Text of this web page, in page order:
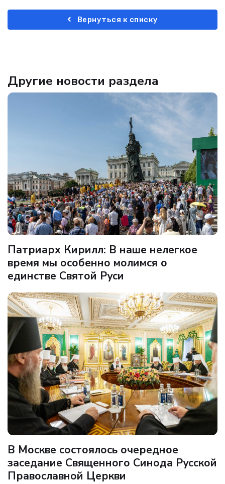
Вернуться к списку
Другие новости раздела
Патриарх Кирилл: В наше нелегкое
время мы особенно молимся о
единстве Святой Руси
В Москве состоялось очередное
заседание Священного Синода Русской
Православной Церкви